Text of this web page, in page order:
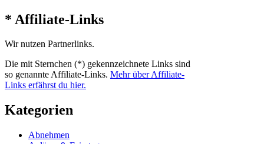
* Affiliate-Links
Wir nutzen Partnerlinks.
Die mit Sternchen (*) gekennzeichnete Links sind
so genannte Affiliate-Links. Mehr über Affiliate-
Links erfährst du hier.
Kategorien
Abnehmen